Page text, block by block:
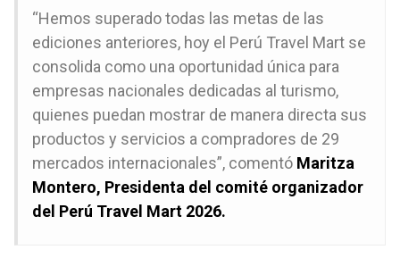
“Hemos superado todas las metas de las
ediciones anteriores, hoy el Perú Travel Mart se
consolida como una oportunidad única para
empresas nacionales dedicadas al turismo,
quienes puedan mostrar de manera directa sus
productos y servicios a compradores de 29
mercados internacionales”, comentó Maritza
Montero, Presidenta del comité organizador
del Perú Travel Mart 2026.